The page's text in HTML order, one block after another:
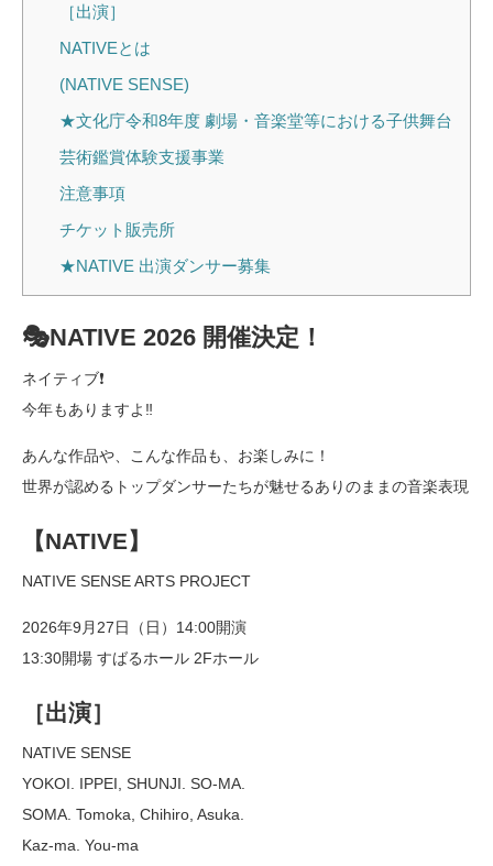
［出演］
NATIVEとは
(NATIVE SENSE)
★文化庁令和8年度 劇場・音楽堂等における子供舞台
芸術鑑賞体験支援事業
注意事項
チケット販売所
★NATIVE 出演ダンサー募集
🎭NATIVE 2026 開催決定！
ネイティブ❗️
今年もありますよ‼️
あんな作品や、こんな作品も、お楽しみに！
世界が認めるトップダンサーたちが魅せるありのままの音楽表現
【NATIVE】
NATIVE SENSE ARTS PROJECT
2026年9月27日（日）14:00開演
13:30開場 すばるホール 2Fホール
［出演］
NATIVE SENSE
YOKOI. IPPEI, SHUNJI. SO-MA.
SOMA. Tomoka, Chihiro, Asuka.
Kaz-ma. You-ma